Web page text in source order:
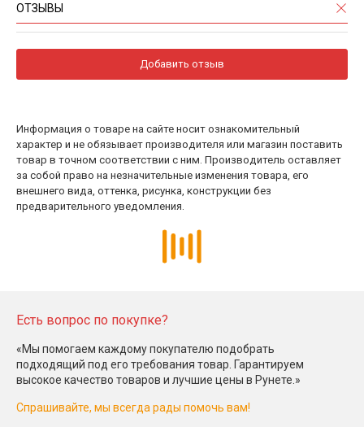
ОТЗЫВЫ
Добавить отзыв
Информация о товаре на сайте носит ознакомительный
характер и не обязывает производителя или магазин поставить
товар в точном соответствии с ним. Производитель оставляет
за собой право на незначительные изменения товара, его
внешнего вида, оттенка, рисунка, конструкции без
предварительного уведомления.
Есть вопрос по покупке?
«Мы помогаем каждому покупателю подобрать
подходящий под его требования товар. Гарантируем
высокое качество товаров и лучшие цены в Рунете.»
Спрашивайте, мы всегда рады помочь вам!